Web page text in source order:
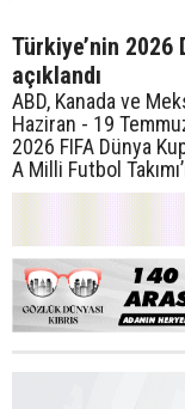
Türkiye’nin 2026
açıklandı
ABD, Kanada ve
Haziran - 19
2026 FIFA Dünya
A Milli Futbol